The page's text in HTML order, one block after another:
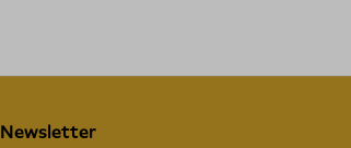
Newsletter